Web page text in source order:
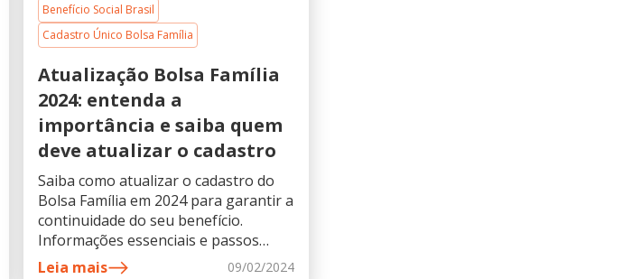
Benefício Social Brasil
Cadastro Único Bolsa Família
Atualização Bolsa Família
2024: entenda a
importância e saiba quem
deve atualizar o cadastro
Saiba como atualizar o cadastro do
Bolsa Família em 2024 para garantir a
continuidade do seu benefício.
Informações essenciais e passos
simples.
Leia mais 09/02/2024